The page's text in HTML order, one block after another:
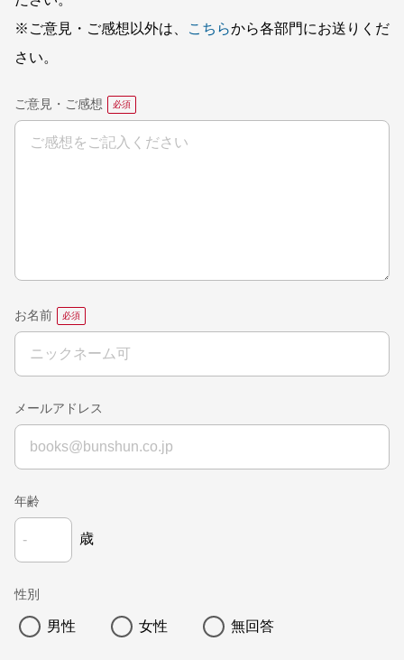
※ご意見・ご感想以外は、
こちらから各部門にお送りくだ
さい。
ご意見・ご感想
お名前
メールアドレス
年齢
歳
性別
男性 女性 無回答